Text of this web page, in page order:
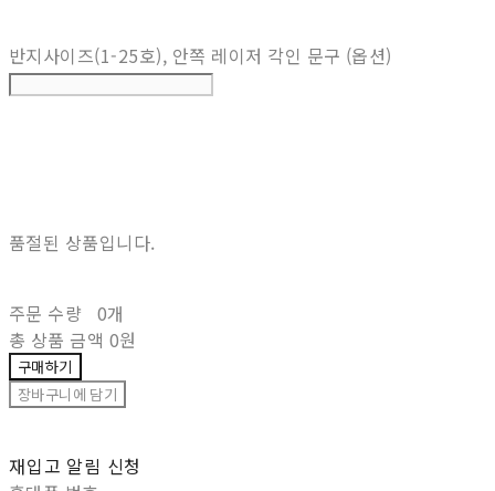
반지사이즈(1-25호), 안쪽 레이저 각인 문구 (옵션)
품절된 상품입니다.
주문 수량
0개
총 상품 금액 0원
구매하기
장바구니에 담기
재입고 알림 신청